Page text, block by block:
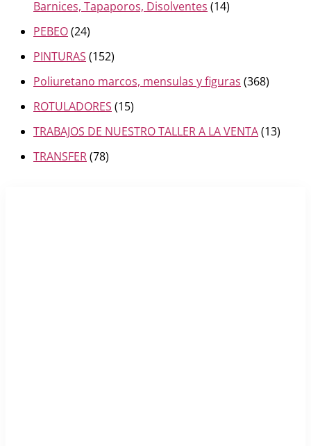
Barnices, Tapaporos, Disolventes (14)
PEBEO(24)
PINTURAS (152)
Poliuretano marcos, mensulas y figuras (368)
ROTULADORES (15)
TRABAJOS DE NUESTRO TALLER A LA VENTA(13)
TRANSFER(78)